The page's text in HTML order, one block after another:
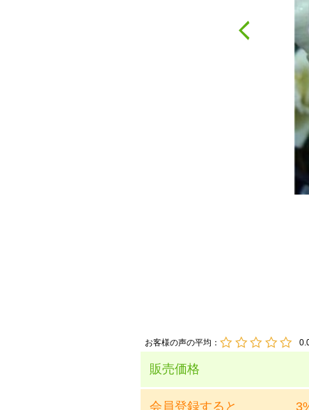
お客様の声の平均：
販売価格
会員登録すると